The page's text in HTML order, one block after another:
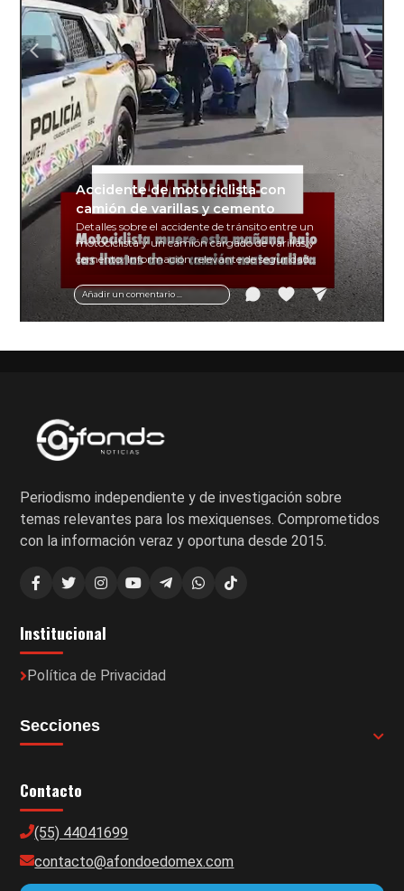
Añadir un comentario ...
Accidente de motociclista con
camión de varillas y cemento
Detalles sobre el accidente de tránsito entre un
motociclista y un camión cargado de varillas y
cemento. Información relevante de seguridad
vial y recomendaciones para motociclistas.
Periodismo independiente y de investigación sobre
temas relevantes para los mexiquenses. Comprometidos
con la información veraz y oportuna desde 2015.
Institucional
Política de Privacidad
Secciones
Contacto
(55) 44041699
contacto@afondoedomex.com